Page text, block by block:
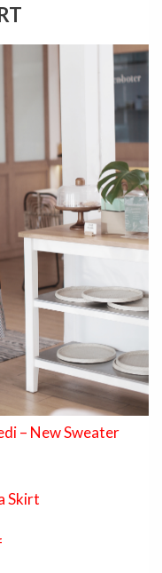
– New Sweater
Skirt